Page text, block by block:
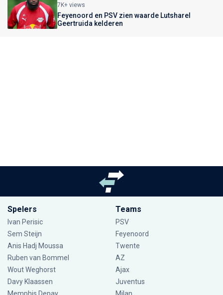
7K+ views
Feyenoord en PSV zien waarde Lutsharel
Geertruida kelderen
Spelers
Ivan Perisic
Sem Steijn
Anis Hadj Moussa
Ruben van Bommel
Wout Weghorst
Davy Klaassen
Teams
PSV
Feyenoord
Twente
AZ
Ajax
Juventus